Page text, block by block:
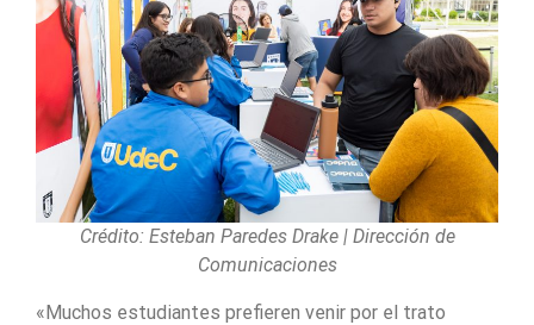
Crédito: Esteban Paredes Drake | Dirección de
Comunicaciones
«Muchos estudiantes prefieren venir por el trato